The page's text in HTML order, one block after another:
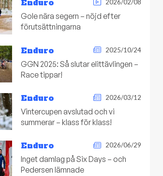
Enduro 2026/02/08
Gole nära segern – nöjd efter
förutsättningarna
Enduro 2025/10/24
GGN 2025: Så slutar elittävlingen –
Race tippar!
Enduro 2026/03/12
Vintercupen avslutad och vi
summerar – klass för klass!
Enduro 2026/06/29
Inget damlag på Six Days – och
Pedersen lämnade